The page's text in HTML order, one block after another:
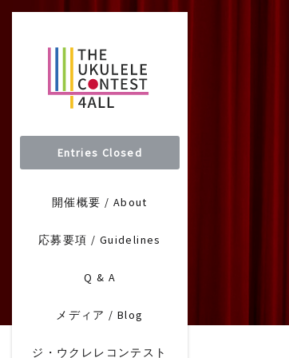
Entries Closed
開催概要 / About
応募要項 / Guidelines
Q & A
メディア / Blog
ジ・ウクレレコンテスト